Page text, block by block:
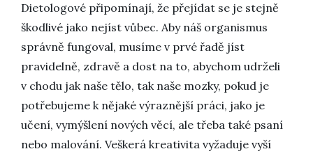
Dietologové připomínají, že přejídat se je stejně
škodlivé jako nejíst vůbec. Aby náš organismus
správně fungoval, musíme v prvé řadě jíst
pravidelně, zdravě a dost na to, abychom udrželi
v chodu jak naše tělo, tak naše mozky, pokud je
potřebujeme k nějaké výraznější práci, jako je
učení, vymýšlení nových věcí, ale třeba také psaní
nebo malování. Veškerá kreativita vyžaduje vyší